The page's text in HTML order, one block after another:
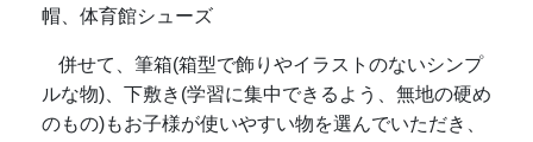
帽、体育館シューズ
併せて、筆箱(箱型で飾りやイラストのないシンプ
ルな物) 、下敷き (学習に集中できるよう、無地の硬め
のもの)もお子様が使いやすい物を選んでいただき、